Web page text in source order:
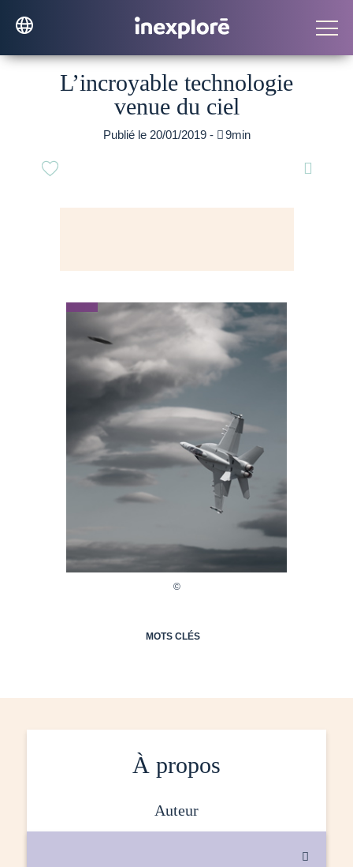
L’incroyable technologie
venue du ciel
Publié le 20/01/2019 - 9min

MOTS CLÉS
À propos
auteur
